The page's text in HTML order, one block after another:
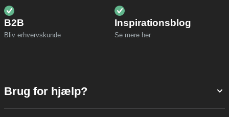
B2B
Bliv erhvervskunde
Inspirationsblog
Se mere her
Brug for hjælp?